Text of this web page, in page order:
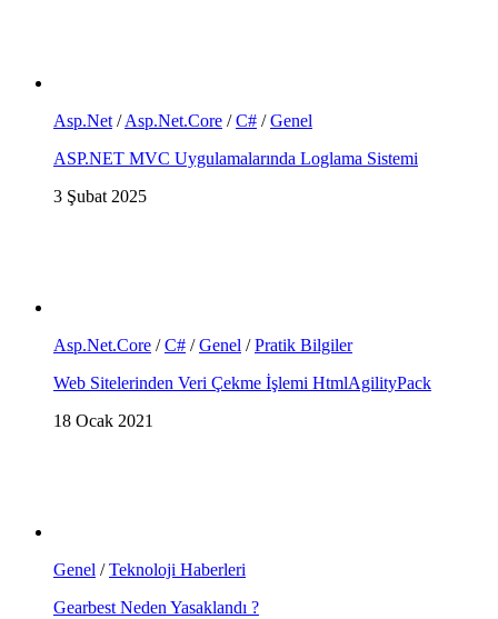
Asp.Net /Asp.Net.Core /C# /Genel
ASP.NET MVC Uygulamalarında Loglama Sistemi
3 Şubat 2025
Asp.Net.Core /C# /Genel /Pratik Bilgiler
Web Sitelerinden Veri Çekme İşlemi HtmlAgilityPack
18 Ocak 2021
Genel /Teknoloji Haberleri
Gearbest Neden Yasaklandı ?